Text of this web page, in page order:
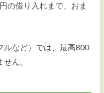
の借り入れまで、おま
ルなど）では、最高800
ん。